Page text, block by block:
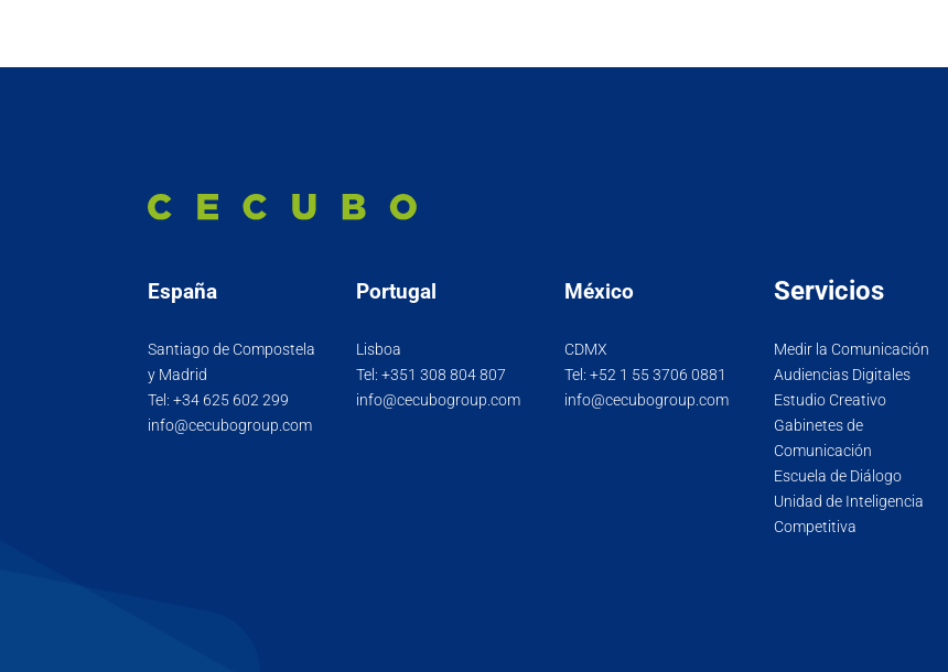
España
Santiago de Compostela
y Madrid
Tel:+34 625 602 299
info@cecubogroup.com
Portugal
Lisboa
Tel:+351 308 804 807
info@cecubogroup.com
México
CDMX
Tel:+52 1 55 3706 0881
info@cecubogroup.com
Servicios
Medir la Comunicación
Audiencias Digitales
Estudio Creativo
Gabinetes de
Comunicación
Escuela de Diálogo
Unidad de Inteligencia
Competitiva